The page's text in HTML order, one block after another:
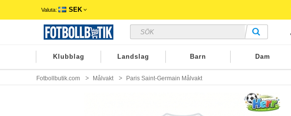
Valuta: SEK
Klubblag Landslag Barn Dam
Fotbollbutik.com Målvakt Paris Saint-Germain Målvakt